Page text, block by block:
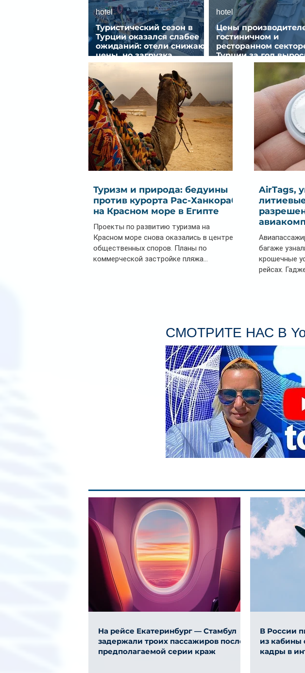
Туристический сезон в
Турции оказался слабее
ожиданий: отели снижают
цены, но загрузка
остается низкой
hotel
Цены
гостиничном и
ресторанном
Турции за год
почти на 32%
hotel
Туризм и природа: бедуины
против курорта Рас-Ханкораб
на Красном море в Египте
Проекты по развитию туризма на
Красном море снова оказались в центре
общественных споров. Планы по
коммерческой застройке пляжа...
AirTags,
багаже
крошечные
рейсах.
СМОТРИТЕ НАС В
На рейсе Екатеринбург — Стамбул
задержали троих пассажиров после
предполагаемой серии краж
В России
из кабины
кадры в